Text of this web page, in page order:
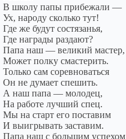
В школу папы прибежали —
Ух, народу сколько тут!
Где же будут состязанья,
Где награды раздают?
Папа наш — великий мастер,
Может полку смастерить.
Только сам соревноваться
Он не думает спешить.
А наш папа — молодец,
На работе лучший спец.
Мы на старт его поставим
И выигрывать заставим.
Папа наш с большим успехом